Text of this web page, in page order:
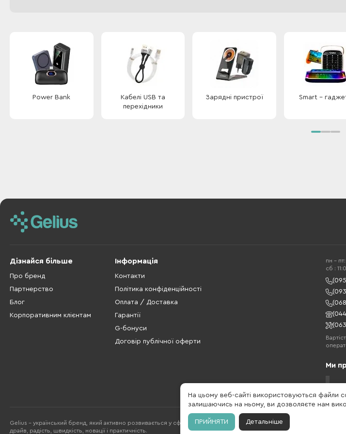
Power Bank
Кабелі USB та
перехідники
Зарядні пристрої Smart -
Дізнайся більше
Про бренд
Партнерство
Блог
Корпоративним клієнтам
Інформація
Контакти
Політика конфіденційності
Оплата / Доставка
Гарантії
G-бонуси
Договір публічної оферти
пн -
cб :
Ми
Gelius - український бренд, який активно розвивається у сфері смарт гаджетів та мобільних аксесуарів. Бренд
драйв, радість, швидкість, новації і практичність.
На цьому веб-сайті використовуються файли
залишаючись на ньому, ви дозволяєте нам
ПРИЙНЯТИ Детальніше